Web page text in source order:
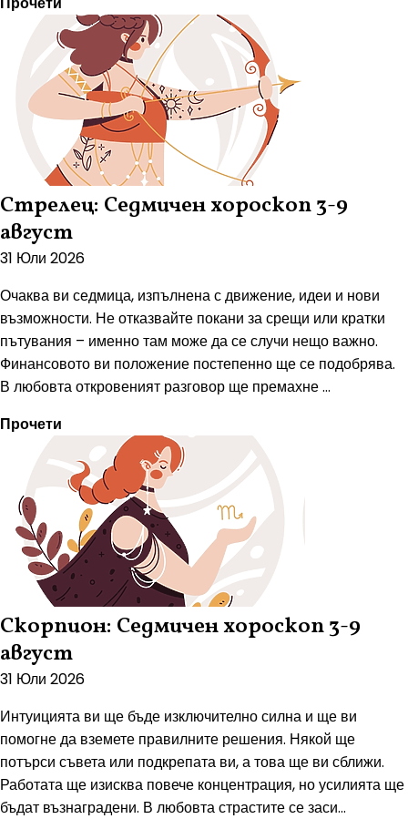
Стрелец: Седмичен хороскоп 3-9
август
31 Юли 2026
Очаква ви седмица, изпълнена с движение, идеи и нови
възможности. Не отказвайте покани за срещи или кратки
пътувания – именно там може да се случи нещо важно.
Финансовото ви положение постепенно ще се подобрява.
В любовта откровеният разговор ще премахне ...
Прочети
Скорпион: Седмичен хороскоп 3-9
август
31 Юли 2026
Интуицията ви ще бъде изключително силна и ще ви
помогне да вземете правилните решения. Някой ще
потърси съвета или подкрепата ви, а това ще ви сближи.
Работата ще изисква повече концентрация, но усилията ще
бъдат възнаградени. В любовта страстите се заси...